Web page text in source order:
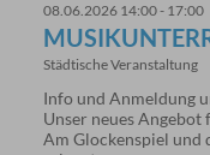
08.06.2026 14:00 - 17:00
Städtische Veranstaltung
Info und Anmeldung
Unser neues
Am Glockenspiel und